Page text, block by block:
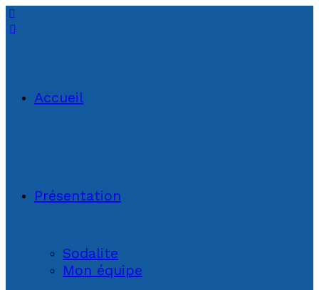
Accueil
Présentation
Sodalite
Mon équipe